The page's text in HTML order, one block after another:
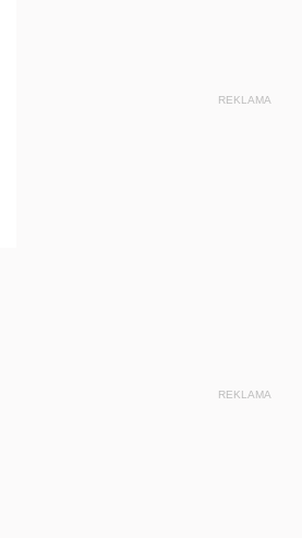
REKLAMA
REKLAMA